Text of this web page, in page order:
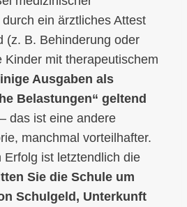
ein ärztliches Attest
(z. B. Behinderung oder
Kinder mit therapeutischem
Ausgaben als
Belastungen“ geltend
– das ist eine andere
manchmal vorteilhafter.
Erfolg ist letztendlich die
Sie die Schule um
Schulgeld, Unterkunft